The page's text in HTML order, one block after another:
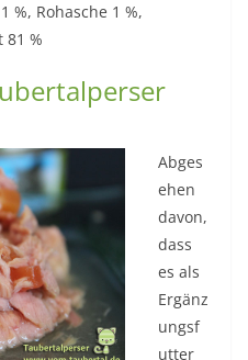
%, Rohasche 1 %,
81 %
Abges
ehen
davon,
dass
es als
Ergänz
ungsf
utter